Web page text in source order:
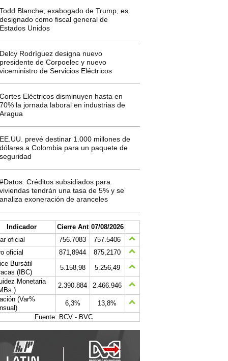
Blanche, exabogado de Trump, es
como fiscal general de
Unidos
Rodríguez designa nuevo
de Corpoelec y nuevo
de Servicios Eléctricos
Eléctricos disminuyen hasta en
la jornada laboral en industrias de
prevé destinar 1.000 millones de
a Colombia para un paquete de
Créditos subsidiados para
tendrán una tasa de 5% y se
exoneración de aranceles
Indicador Cierre Ant 07/08/2026
oficial
756.7083
757.5406
oficial
871,8944
875,2170
Bursátil
(IBC)
5.158,98
5.256,49
Monetaria
2.390.884
2.466.946
(Var%
6,3%
13,8%
Fuente: BCV - BVC